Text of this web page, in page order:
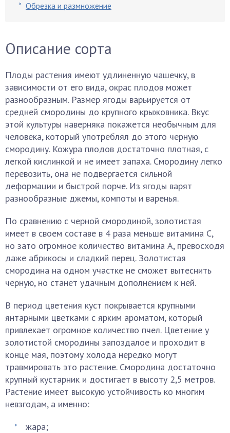
Обрезка и размножение
Описание сорта
Плоды растения имеют удлиненную чашечку, в
зависимости от его вида, окрас плодов может
разнообразным. Размер ягоды варьируется от
средней смородины до крупного крыжовника. Вкус
этой культуры наверняка покажется необычным для
человека, который употреблял до этого черную
смородину. Кожура плодов достаточно плотная, с
легкой кислинкой и не имеет запаха. Смородину легко
перевозить, она не подвергается сильной
деформации и быстрой порче. Из ягоды варят
разнообразные джемы, компоты и варенья.
По сравнению с черной смородиной, золотистая
имеет в своем составе в 4 раза меньше витамина С,
но зато огромное количество витамина А, превосходя
даже абрикосы и сладкий перец. Золотистая
смородина на одном участке не сможет вытеснить
черную, но станет удачным дополнением к ней.
В период цветения куст покрывается крупными
янтарными цветками с ярким ароматом, который
привлекает огромное количество пчел. Цветение у
золотистой смородины запоздалое и проходит в
конце мая, поэтому холода нередко могут
травмировать это растение. Смородина достаточно
крупный кустарник и достигает в высоту 2,5 метров.
Растение имеет высокую устойчивость ко многим
невзгодам, а именно:
жара;